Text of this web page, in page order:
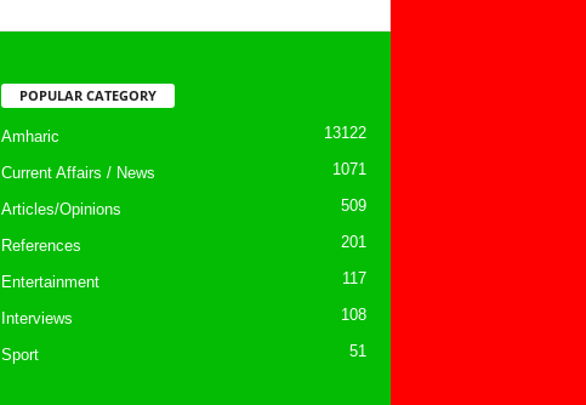
POPULAR CATEGORY
Amharic 13122
Current Affairs / News 1071
Articles/Opinions 509
References 201
Entertainment 117
Interviews 108
Sport 51